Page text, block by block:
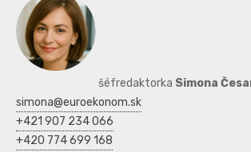
šéfredaktorka Simona
simona@euroekonom.sk
+421 907 234 066
+420 774 699 168